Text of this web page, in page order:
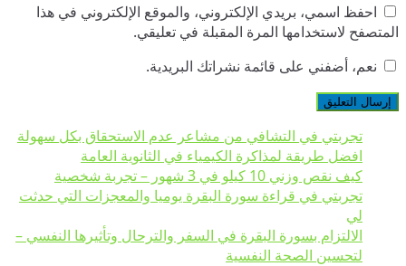
احفظ اسمي، بريدي الإلكتروني، والموقع الإلكتروني في هذا
المتصفح لاستخدامها المرة المقبلة في تعليقي.
نعم، أضفني على قائمة نشراتك البريدية.
تجربتي في التشافي من مشاعر عدم الاستحقاق بكل سهولة
افضل طريقة لمذاكرة الكيمياء في الثانوية العامة
كيف نقص وزني 10 كيلو في 3 شهور – تجربة شخصية
تجربتي في قراءة سورة البقرة يوميا والمعجزات التي حدثت
لي
الالتزام بسورة البقرة في السفر والترحال وتأثيرها النفسي –
لتحسين الصحة النفسية